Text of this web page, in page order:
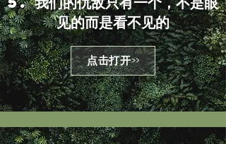
见的而是看不见的
点击打开>>